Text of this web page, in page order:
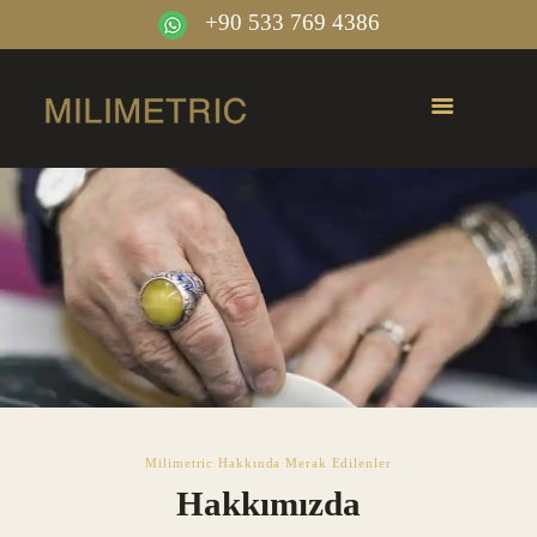
+90 533 769 4386
Milimetric Hakkında Merak Edilenler
Hakkımızda